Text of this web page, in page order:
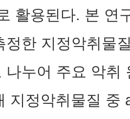
활용된다. 본 연
정한 지정악취물
나누어 주요 악
지정악취물질 중